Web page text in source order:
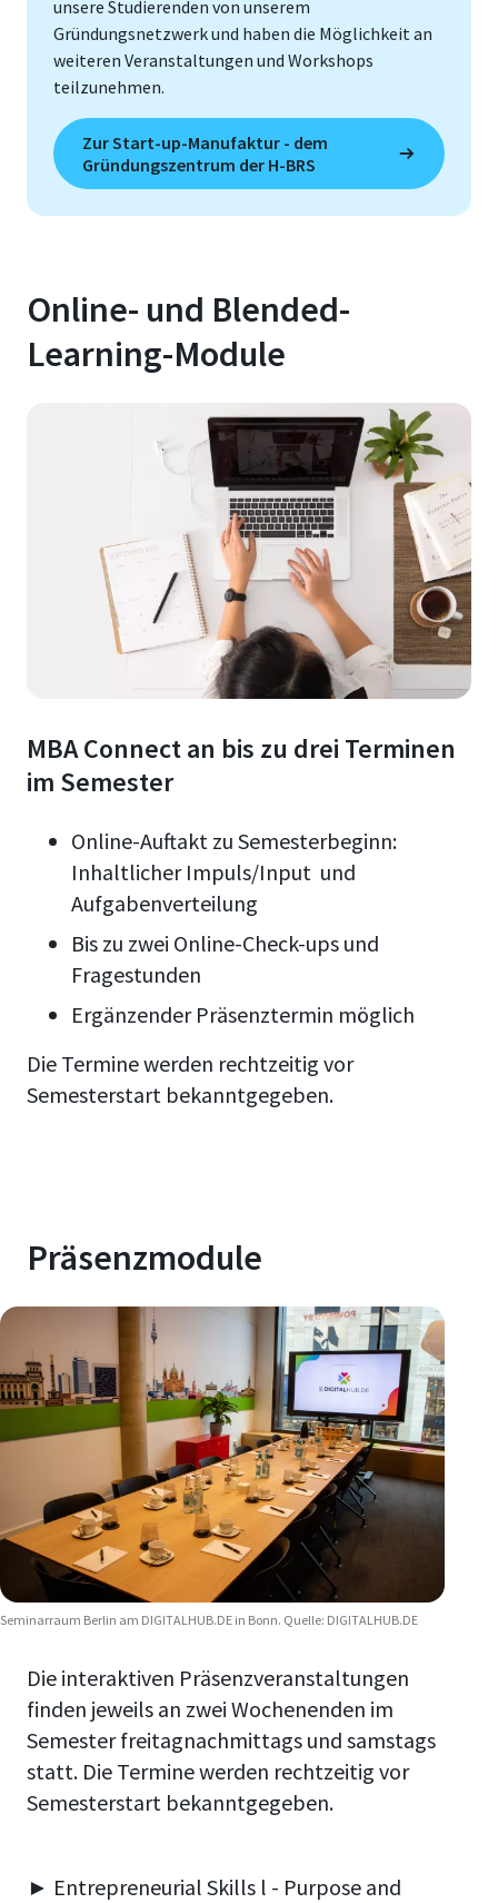
unsere Studierenden von unserem
Gründungsnetzwerk und haben die Möglichkeit an
weiteren Veranstaltungen und Workshops
teilzunehmen.
Zur Start-up-Manufaktur - dem
Gründungszentrum der H-BRS
Online- und Blended-
Learning-Module
MBA Connect an bis zu drei Terminen
im Semester
Online-Auftakt zu Semesterbeginn:
Inhaltlicher Impuls/Input und
Aufgabenverteilung
Bis zu zwei Online-Check-ups und
Fragestunden
Ergänzender Präsenztermin möglich
Die Termine werden rechtzeitig vor
Semesterstart bekanntgegeben.
Präsenzmodule
Seminarraum Berlin am DIGITALHUB.DE in Bonn. Quelle: DIGITALHUB.DE
Die interaktiven Präsenzveranstaltungen
finden jeweils an zwei Wochenenden im
Semester freitagnachmittags und samstags
statt. Die Termine werden rechtzeitig vor
Semesterstart bekanntgegeben.
► Entrepreneurial Skills l - Purpose and